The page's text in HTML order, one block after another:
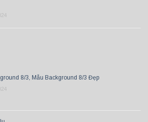
8/3, Mẫu Background 8/3 Đẹp